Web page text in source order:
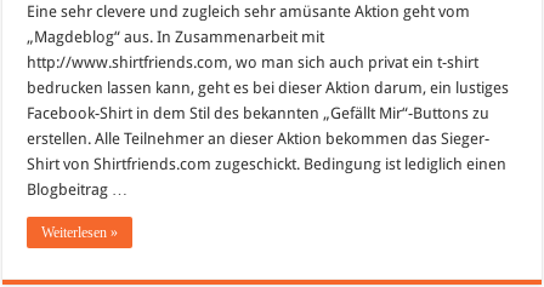
Facebook-
Aktion
vom
Magdeblog
Eine sehr clevere und zugleich sehr amüsante Aktion geht vom
„Magdeblog“ aus. In Zusammenarbeit mit
http://www.shirtfriends.com, wo man sich auch privat ein t-shirt
bedrucken lassen kann, geht es bei dieser Aktion darum, ein lustiges
Facebook-Shirt in dem Stil des bekannten „Gefällt Mir“-Buttons zu
erstellen. Alle Teilnehmer an dieser Aktion bekommen das Sieger-
Shirt von Shirtfriends.com zugeschickt. Bedingung ist lediglich einen
Blogbeitrag …
Weiterlesen »